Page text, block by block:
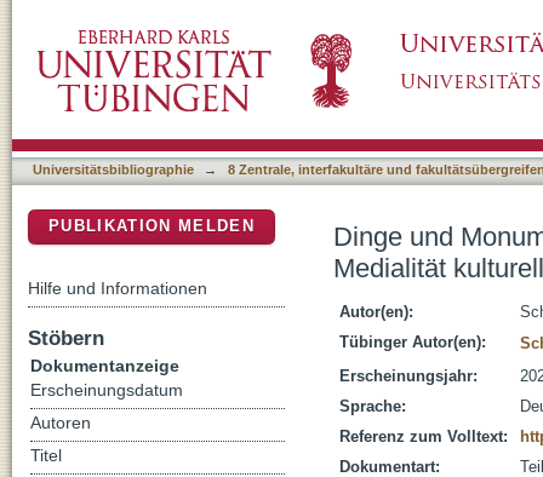
Gedächtnisse
Universitätsbibliographie → 8 Zentrale, interfakultäre und
Dinge und
Medialität
Autor(en):
Tübinger Autor(en):
Erscheinungsjahr:
Sprache:
Referenz zum Volltext:
Dokumentart:
PUBLIKATION MELDEN
Hilfe und Informationen
Stöbern
Dokumentanzeige
Erscheinungsdatum
Autoren
Titel